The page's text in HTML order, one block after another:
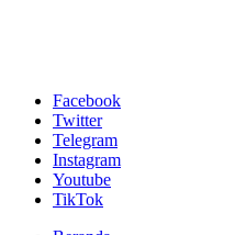
Facebook
Twitter
Telegram
Instagram
Youtube
TikTok